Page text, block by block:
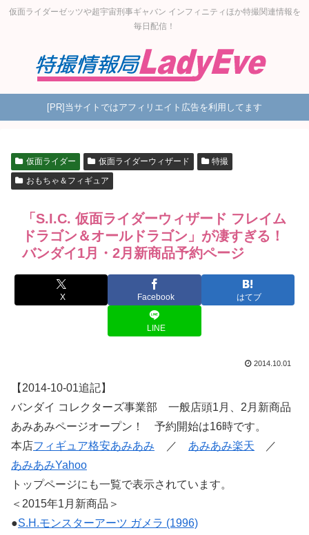
仮面ライダーゼッツや超宇宙刑事ギャバン インフィニティほか特撮関連情報を
毎日配信！
[PR]当サイトではアフィリエイト広告を利用してます
仮面ライダー 仮面ライダーウィザード
特撮
おもちゃ＆フィギュア
「S.I.C. 仮面ライダーウィザード フレイム
ドラゴン＆オールドラゴン」が凄すぎる！
バンダイ1月・2月新商品予約ページ
X Facebook はてブ
LINE
2014.10.01
【2014-10-01追記】
バンダイ コレクターズ事業部 一般店頭1月、2月新商品
あみあみページオープン！ 予約開始は16時です。
本店フィギュア格安あみあみ ／ あみあみ楽天 ／
あみあみYahoo
トップページにも一覧で表示されています。
＜2015年1月新商品＞
●S.H.モンスターアーツ ガメラ (1996)